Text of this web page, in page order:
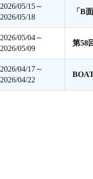
2026/05/15～
2026/05/18
「B
2026/05/04～
2026/05/09
第58
2026/04/17～
2026/04/22